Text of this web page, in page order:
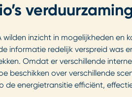
wilden inzicht in mogelijkheden en
informatie redelijk verspreid was
Omdat er verschillende
beschikken over verschillende
de energietransitie efficiënt,